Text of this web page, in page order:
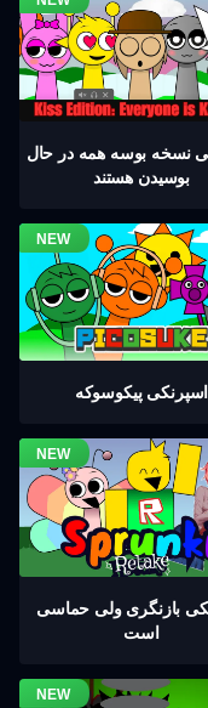
نسخه بوسه همه در حال
بوسیدن هستند
اسپرنکی پیکوسوکه
بازنگری ولی حماسی
است